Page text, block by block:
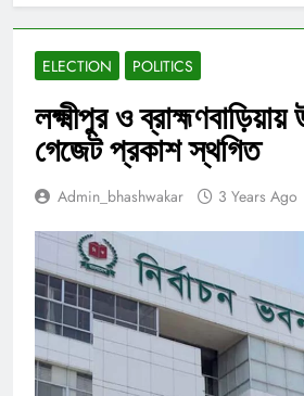
ELECTION POLITICS
লক্ষ্মীপুর ও ব্রাহ্মণবাড়িয়ায়
গেজেট প্রকাশ স্থগিত
Admin_bhashwakar 3 Years Ago